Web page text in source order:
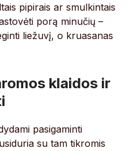
pipirais ar smulkintais
porą minučių –
liežuvį, o kruasanas
klaidos ir
pasigaminti
su tam tikromis